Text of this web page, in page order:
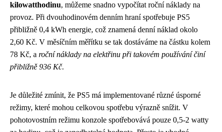
kilowatthodinu, můžeme snadno vypočítat roční náklady na
provoz. Při dvouhodinovém denním hraní spotřebuje PS5
přibližně 0,4 kWh energie, což znamená denní náklad okolo
2,60 Kč. V měsíčním měřítku se tak dostáváme na částku kolem
78 Kč, a roční náklady na elektřinu při takovém používání činí
přibližně 936 Kč.
Je důležité zmínit, že PS5 má implementované různé úsporné
režimy, které mohou celkovou spotřebu výrazně snížit. V
pohotovostním režimu konzole spotřebovává pouze 0,5-2 watty